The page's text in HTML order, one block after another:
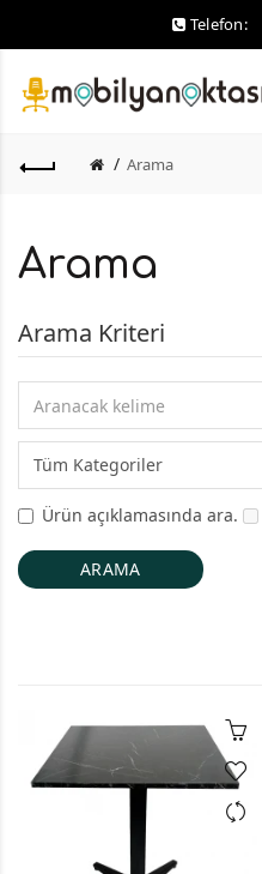
Telefon:
Arama
Arama
Arama Kriteri
Ürün açıklamasında ara.